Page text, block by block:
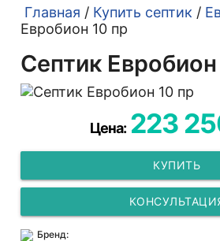
Главная / Купить септик /
Евробион 10 пр
Септик
Цена: 223
КУПИТЬ
Бренд: